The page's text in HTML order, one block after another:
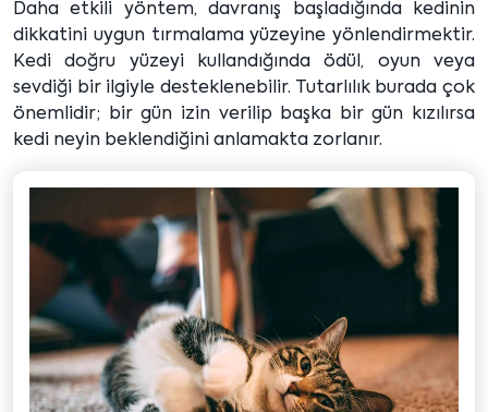
Daha etkili yöntem, davranış başladığında kedinin
dikkatini uygun tırmalama yüzeyine yönlendirmektir.
Kedi doğru yüzeyi kullandığında ödül, oyun veya
sevdiği bir ilgiyle desteklenebilir. Tutarlılık burada çok
önemlidir; bir gün izin verilip başka bir gün kızılırsa
kedi neyin beklendiğini anlamakta zorlanır.